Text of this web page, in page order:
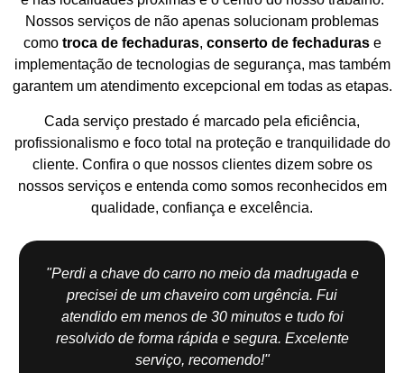
Nossos serviços de não apenas solucionam problemas
como troca de fechaduras, conserto de fechadurase
implementação de tecnologias de segurança, mas também
garantem um atendimento excepcional em todas as etapas.
Cada serviço prestado é marcado pela eficiência,
profissionalismo e foco total na proteção e tranquilidade do
cliente. Confira o que nossos clientes dizem sobre os
nossos serviços e entenda como somos reconhecidos em
qualidade, confiança e excelência.
"Perdi a chave do carro no meio da madrugada e
precisei de um chaveiro com urgência. Fui
atendido em menos de 30 minutos e tudo foi
resolvido de forma rápida e segura. Excelente
serviço, recomendo!"